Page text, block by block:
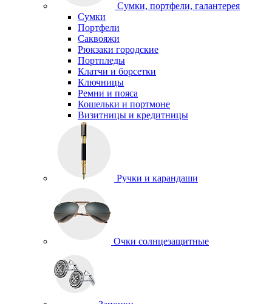
Сумки, портфели, галантерея
Сумки
Портфели
Саквояжи
Рюкзаки городские
Портпледы
Клатчи и борсетки
Ключницы
Ремни и пояса
Кошельки и портмоне
Визитницы и кредитницы
Ручки и карандаши
Очки солнцезащитные